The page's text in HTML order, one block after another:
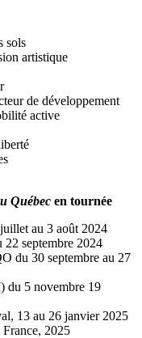
sols
artistique
de développement
active
Québec en tournée
au 3 août 2024
22 septembre 2024
du 30 septembre au 27
du 5 novembre 19
13 au 26 janvier 2025
2025